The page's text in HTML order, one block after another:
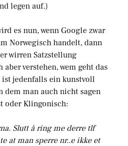
legen auf.)
es nun, wenn Google zwar
Norwegisch handelt, dann
wirren Satzstellung
verstehen, wem geht das
jedenfalls ein kunstvoll
dem man auch nicht sagen
oder Klingonisch:
Slutt å ring me derre tlf
at man sperre nr..e ikke et